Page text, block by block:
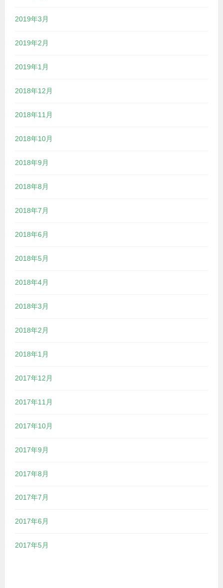
2019年3月
2019年2月
2019年1月
2018年12月
2018年11月
2018年10月
2018年9月
2018年8月
2018年7月
2018年6月
2018年5月
2018年4月
2018年3月
2018年2月
2018年1月
2017年12月
2017年11月
2017年10月
2017年9月
2017年8月
2017年7月
2017年6月
2017年5月